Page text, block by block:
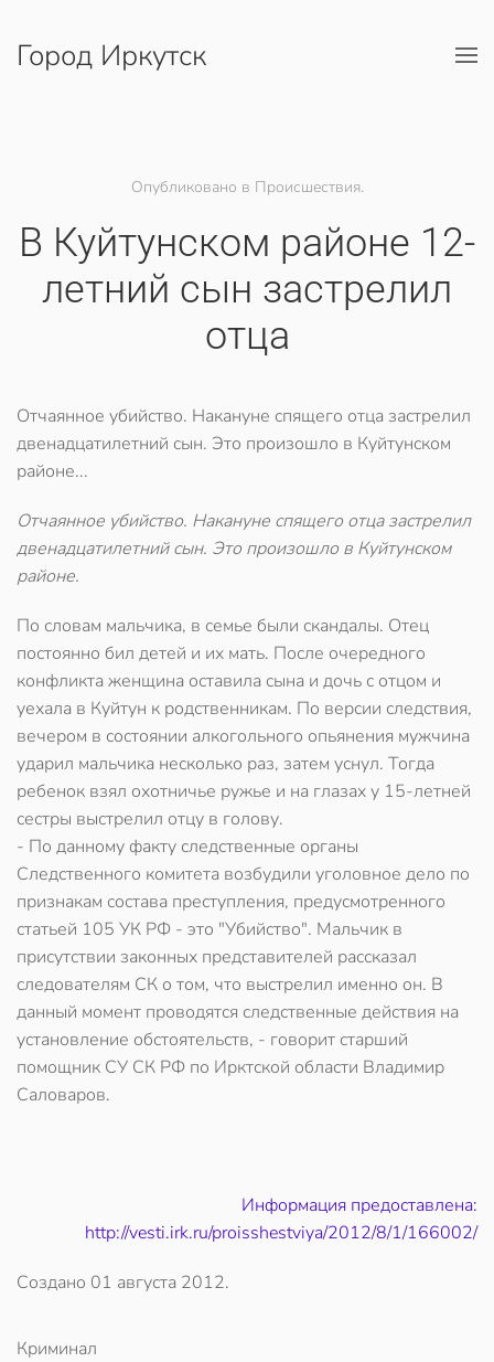
Перейти к содержимому
Город Иркутск
Опубликовано в Происшествия.
В Куйтунском районе 12-
летний сын застрелил
отца
Отчаянное убийство. Накануне спящего отца застрелил
двенадцатилетний сын. Это произошло в Куйтунском
районе...
Отчаянное убийство. Накануне спящего отца застрелил
двенадцатилетний сын. Это произошло в Куйтунском
районе.
По словам мальчика, в семье были скандалы. Отец
постоянно бил детей и их мать. После очередного
конфликта женщина оставила сына и дочь с отцом и
уехала в Куйтун к родственникам. По версии следствия,
вечером в состоянии алкогольного опьянения мужчина
ударил мальчика несколько раз, затем уснул. Тогда
ребенок взял охотничье ружье и на глазах у 15-летней
сестры выстрелил отцу в голову.
- По данному факту следственные органы
Следственного комитета возбудили уголовное дело по
признакам состава преступления, предусмотренного
статьей 105 УК РФ - это "Убийство". Мальчик в
присутствии законных представителей рассказал
следователям СК о том, что выстрелил именно он. В
данный момент проводятся следственные действия на
установление обстоятельств, - говорит старший
помощник СУ СК РФ по Ирктской области Владимир
Саловаров.
Информация предоставлена:
http://vesti.irk.ru/proisshestviya/2012/8/1/166002/
Создано 01 августа 2012.
Криминал